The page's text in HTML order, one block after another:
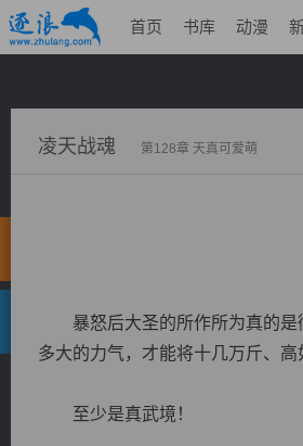
首页 书库 动漫
凌天战魂 第128章 天真可爱萌
暴怒后大圣的所作所为真的是
多大的力气，才能将十几万斤、
至少是真武境！